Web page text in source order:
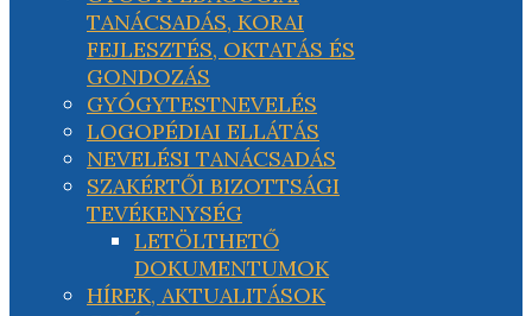
TANÁCSADÁS, KORAI
FEJLESZTÉS, OKTATÁS ÉS
GONDOZÁS
GYÓGYTESTNEVELÉS
LOGOPÉDIAI ELLÁTÁS
NEVELÉSI TANÁCSADÁS
SZAKÉRTŐI BIZOTTSÁGI
TEVÉKENYSÉG
LETÖLTHETŐ
DOKUMENTUMOK
HÍREK, AKTUALITÁSOK